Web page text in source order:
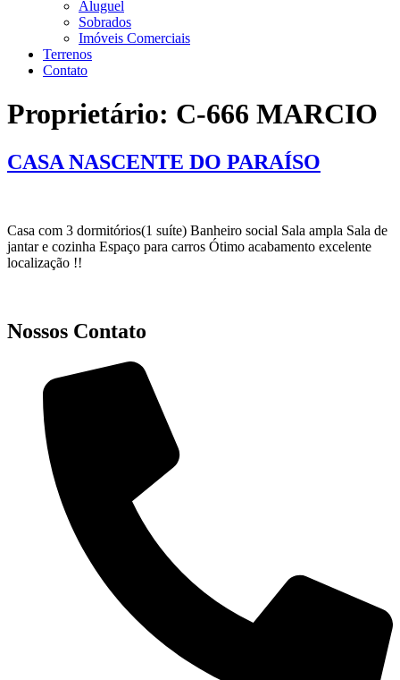
Aluguel
Sobrados
Imóveis Comerciais
Terrenos
Contato
Proprietário: C-666 MARCIO
CASA NASCENTE DO PARAÍSO
Casa com 3 dormitórios(1 suíte) Banheiro social Sala ampla Sala de
jantar e cozinha Espaço para carros Ótimo acabamento excelente
localização !!
Nossos Contato